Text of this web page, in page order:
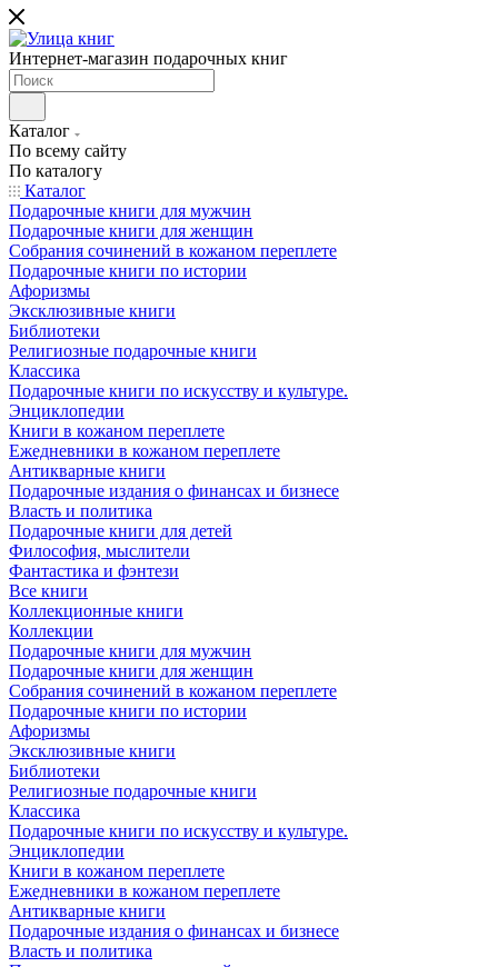
Интернет-магазин подарочных книг
Каталог
По всему сайту
По каталогу
Каталог
Подарочные книги для мужчин
Подарочные книги для женщин
Собрания сочинений в кожаном переплете
Подарочные книги по истории
Афоризмы
Эксклюзивные книги
Библиотеки
Религиозные подарочные книги
Классика
Подарочные книги по искусству и культуре.
Энциклопедии
Книги в кожаном переплете
Ежедневники в кожаном переплете
Антикварные книги
Подарочные издания о финансах и бизнесе
Власть и политика
Подарочные книги для детей
Философия, мыслители
Фантастика и фэнтези
Все книги
Коллекционные книги
Коллекции
Подарочные книги для мужчин
Подарочные книги для женщин
Собрания сочинений в кожаном переплете
Подарочные книги по истории
Афоризмы
Эксклюзивные книги
Библиотеки
Религиозные подарочные книги
Классика
Подарочные книги по искусству и культуре.
Энциклопедии
Книги в кожаном переплете
Ежедневники в кожаном переплете
Антикварные книги
Подарочные издания о финансах и бизнесе
Власть и политика